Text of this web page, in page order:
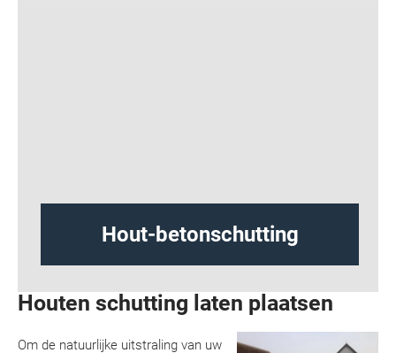
Design schutting
Houten schutting laten plaatsen
Om de natuurlijke uitstraling van uw